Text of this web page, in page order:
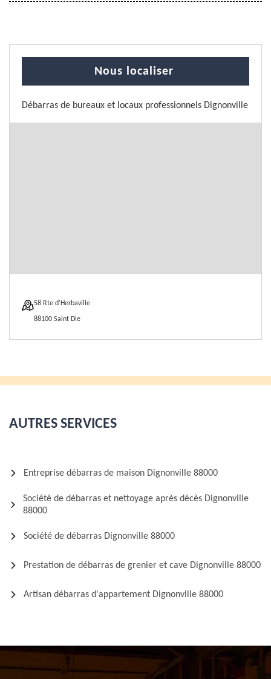
Nous localiser
Débarras de bureaux et locaux professionnels Dignonville
58 Rte d'Herbaville
88100 Saint Die
AUTRES SERVICES
Entreprise débarras de maison Dignonville 88000
Société de débarras et nettoyage après décès Dignonville
88000
Société de débarras Dignonville 88000
Prestation de débarras de grenier et cave Dignonville 88000
Artisan débarras d'appartement Dignonville 88000